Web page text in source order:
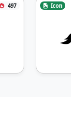
497 Icon